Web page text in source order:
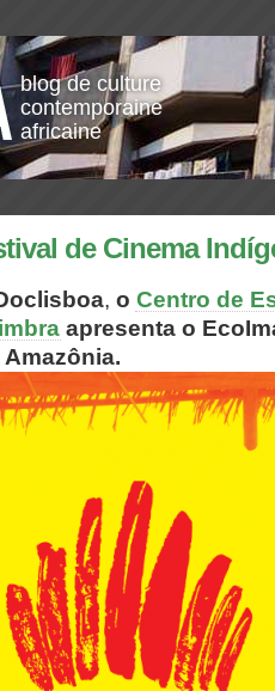
blog de culture
contemporaine
africaine
de Cinema
, o Centro de
apresenta o